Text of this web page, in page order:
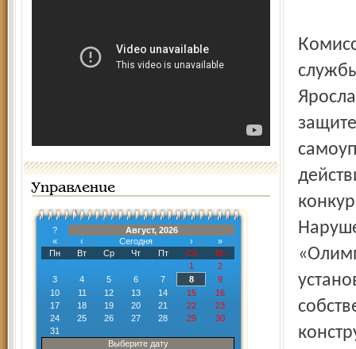
Управление
?
Август, 2026
«
‹ Сегодня ›
»
Пн
Вт Ср Чт Пт Сб
Вс
1
2
3
4 5 6 7 8
9
10
11 12 13 14 15
16
17
18 19 20 21 22
23
24
25 26 27 28 29
30
31
Выберите дату
Комиссия управления Федеральной антимонопольной